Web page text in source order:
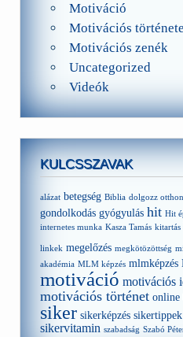
Motiváció
Motivációs
Motivációs zenék
Uncategorized
Videók
KULCSSZAVAK
alázat betegség Biblia dolgozz
gondolkodás gyógyulás hit Hit
internetes munka Kasza Tamás kitartás
linkek megelőzés megkötözöttség
akadémia MLM képzés mlmképzés
motiváció motivációs
motivációs történet online
siker sikerképzés sikertippek
sikervitamin szabadság Szabó